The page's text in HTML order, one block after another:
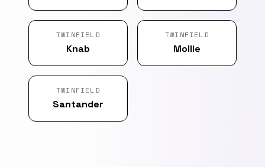
TWINFIELD
Knab
TWINFIELD
Mollie
TWINFIELD
Santander